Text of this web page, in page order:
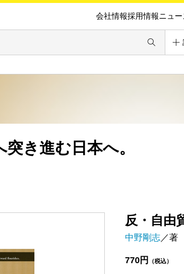
会社情報採用情報ニュー
反・自由
中野剛志／著
770円 （税込）
き進む日本へ。